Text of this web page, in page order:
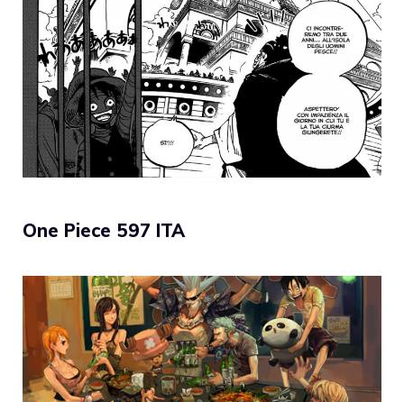
One Piece 597 ITA